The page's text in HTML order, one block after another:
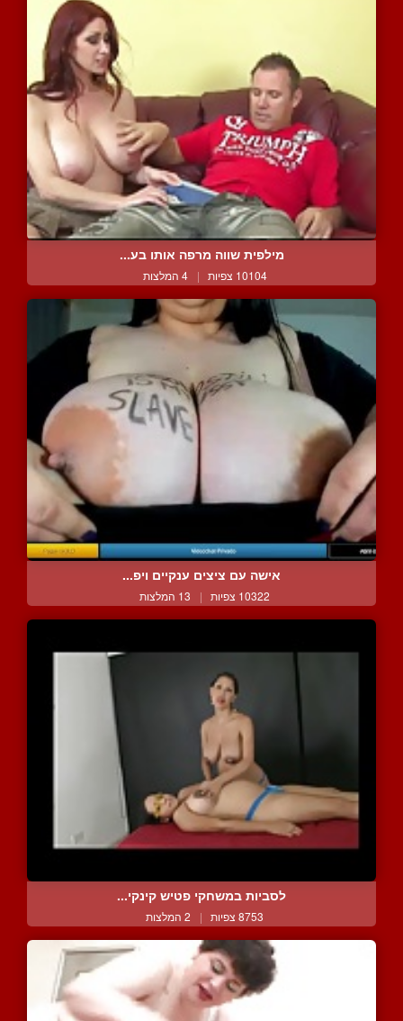
מילפית שווה מרפה אותו בע...
10104 צפיות | 4 המלצות
אישה עם ציצים ענקיים ויפ...
10322 צפיות | 13 המלצות
לסביות במשחקי פטיש קינקי...
8753 צפיות | 2 המלצות